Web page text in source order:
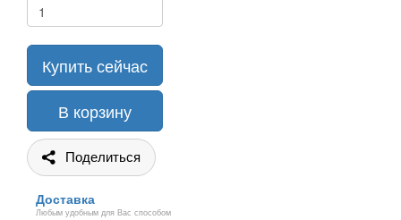
Купить сейчас
В корзину
Поделиться
Доставка
Любым удобным для Вас способом